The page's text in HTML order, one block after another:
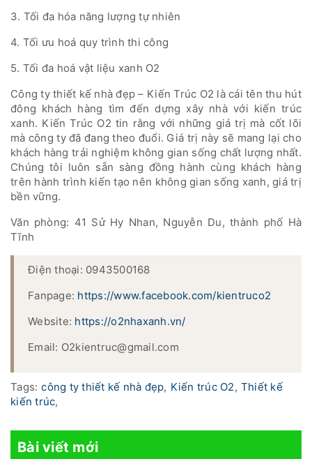
3. Tối đa hóa năng lượng tự nhiên
4. Tối ưu hoá quy trình thi công
5. Tối đa hoá vật liệu xanh O2
Công ty thiết kế nhà đẹp – Kiến Trúc O2 là cái tên thu hút
đông khách hàng tìm đến dựng xây nhà với kiến trúc
xanh. Kiến Trúc O2 tin rằng với những giá trị mà cốt lõi
mà công ty đã đang theo đuổi. Giá trị này sẽ mang lại cho
khách hàng trải nghiệm không gian sống chất lượng nhất.
Chúng tôi luôn sẵn sàng đồng hành cùng khách hàng
trên hành trình kiến tạo nên không gian sống xanh, giá trị
bền vững.
Văn phòng: 41 Sử Hy Nhan, Nguyễn Du, thành phố Hà
Tĩnh
Điện thoại: 0943500168
Fanpage: https://www.facebook.com/kientruco2
Website: https://o2nhaxanh.vn/
Email: O2kientruc@gmail.com
Tags: công ty thiết kế nhà đẹp, Kiến trúc O2, Thiết kế
kiến trúc,
Bài viết mới